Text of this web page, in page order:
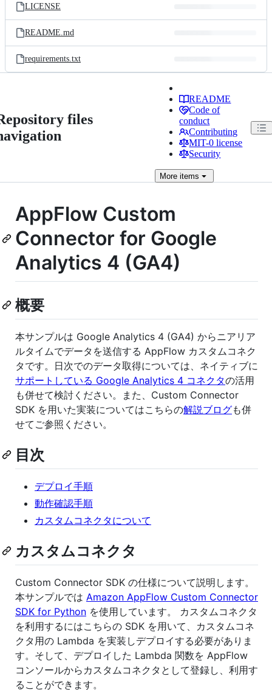
LICENSE
README.md
requirements.txt
files
README
Code of
conduct
Contributing
MIT-0 license
Security
More items
AppFlow Custom
Connector for Google
Analytics 4 (GA4)
概要
本サンプルは Google Analytics 4 (GA4) からニアリア
ルタイムでデータを送信する AppFlow カスタムコネク
タです。日次でのデータ取得については、ネイティブに
サポートしている Google Analytics 4 コネクタの活用
も併せて検討ください。また、Custom Connector
SDK を用いた実装についてはこちらの解説ブログも併
せてご参照ください。
目次
デプロイ手順
動作確認手順
カスタムコネクタについて
カスタムコネクタ
Custom Connector SDK の仕様について説明します。
本サンプルでは Amazon AppFlow Custom Connector
SDK for Python を使用しています。 カスタムコネクタ
を利用するにはこちらの SDK を用いて、カスタムコネ
クタ用の Lambda を実装しデプロイする必要がありま
す。そして、デプロイした Lambda 関数を AppFlow
コンソールからカスタムコネクタとして登録し、利用す
ることができます。